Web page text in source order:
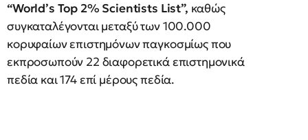
“World’s Top 2% Scientists List”, καθώς
συγκαταλέγονται μεταξύ των 100.000
κορυφαίων επιστημόνων παγκοσμίως που
εκπροσωπούν 22 διαφορετικά επιστημονικά
πεδία και 174 επί μέρους πεδία.